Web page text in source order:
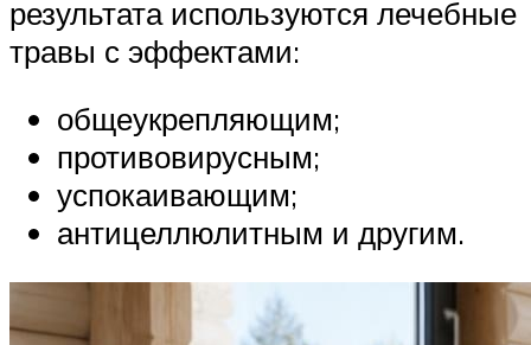
результата используются лечебные
травы с эффектами:
общеукрепляющим;
противовирусным;
успокаивающим;
антицеллюлитным и другим.